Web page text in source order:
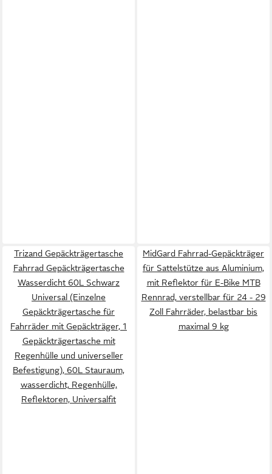
Trizand Gepäckträgertasche
Fahrrad Gepäckträgertasche
Wasserdicht 60L Schwarz
Universal (Einzelne
Gepäckträgertasche für
Fahrräder mit Gepäckträger, 1
Gepäckträgertasche mit
Regenhülle und universeller
Befestigung), 60L Stauraum,
wasserdicht, Regenhülle,
Reflektoren, Universalfit
MidGard Fahrrad-Gepäckträger
für Sattelstütze aus Aluminium,
mit Reflektor für E-Bike MTB
Rennrad, verstellbar für 24 - 29
Zoll Fahrräder, belastbar bis
maximal 9 kg